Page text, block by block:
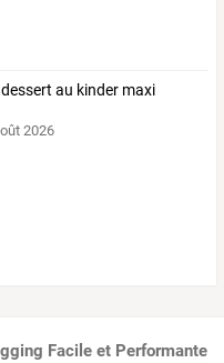
au kinder maxi
2026
Facile et Performante